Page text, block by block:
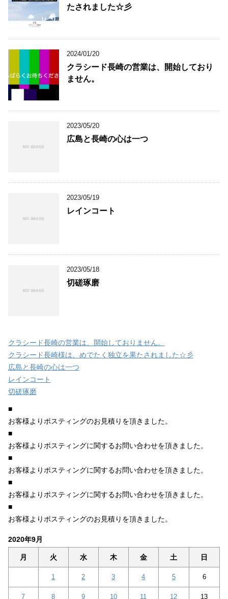
たされました☆彡
2024/01/20
クラシード長崎の営業は、開始しており
ません。
2023/05/20
広島と長崎の心は一つ
2023/05/19
レインコート
2023/05/18
切磋琢磨
クラシード長崎の営業は、開始しておりません。
クラシード長崎様は、めでたく独立を果たされました☆彡
広島と長崎の心は一つ
レインコート
切磋琢磨
■
お客様よりポスティングのお見積りを頂きました。
■
お客様よりポスティングに関するお問い合わせを頂きました。
■
お客様よりポスティングに関するお問い合わせを頂きました。
■
お客様よりポスティングに関するお問い合わせを頂きました。
■
お客様よりポスティングのお見積りを頂きました。
2020年9月
月 火 水 木 金 土 日
1 2 3 4 5 6
7 8 9 10 11 12 13